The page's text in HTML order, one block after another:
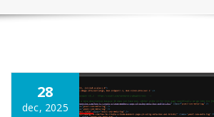
28
dec, 2025